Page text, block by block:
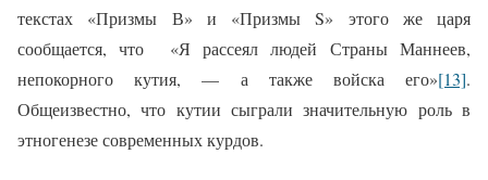
текстах «Призмы В» и «Призмы S» этого же царя
сообщается, что
«Я рассеял людей Страны Маннеев,
непокорного кутия, — а также войска его»[13].
Общеизвестно, что кутии сыграли значительную роль в
этногенезе современных курдов.